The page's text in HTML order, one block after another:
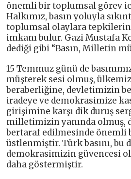
önemli bir toplumsal görev
Halkımız, basın yoluyla
toplumsal olaylara
imkanı bulur. Gazi Mustafa
dediği gibi “Basın, Milletin
15 Temmuz günü de
müşterek sesi olmuş,
beraberliğine, devletimizin
iradeye ve demokrasimize
girişimine karşı dik duruş
milletimizin yanında olmuş,
bertaraf edilmesinde önemli
üstlenmiştir. Türk basını, bu
demokrasimizin güvencesi
daha göstermiştir.